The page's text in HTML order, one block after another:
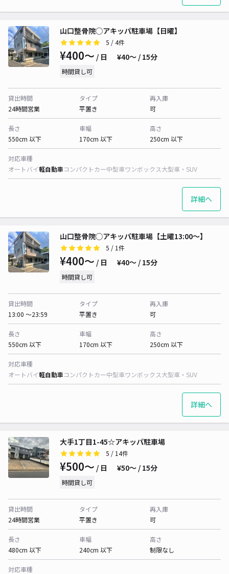
山口整骨院◯アキッパ駐車場【日曜】
5 / 4件
¥400〜 / 日 ¥40〜 / 15分
時間貸し可
貸出時間
24時間営業
タイプ
平置き
再入庫
可
長さ
550cm 以下
車幅
170cm 以下
高さ
250cm 以下
対応車種
オートバイ軽自動車コンパクトカー中型車ワンボックス大型車・SUV
詳細へ
山口整骨院◯アキッパ駐車場【土曜13:00〜】
5 / 1件
¥400〜 / 日 ¥40〜 / 15分
時間貸し可
貸出時間
13:00 〜23:59
タイプ
平置き
再入庫
可
長さ
550cm 以下
車幅
170cm 以下
高さ
250cm 以下
対応車種
オートバイ軽自動車コンパクトカー中型車ワンボックス大型車・SUV
詳細へ
大手1丁目1-45☆アキッパ駐車場
5 / 14件
¥500〜 / 日 ¥50〜 / 15分
時間貸し可
貸出時間
24時間営業
タイプ
平置き
再入庫
可
長さ
480cm 以下
車幅
240cm 以下
高さ
制限なし
対応車種